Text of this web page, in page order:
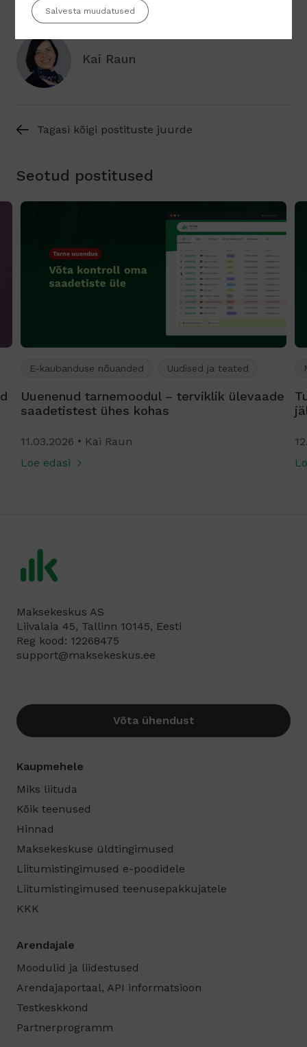
Autor
Kai Raun
Tagasi kõigi postituste juurde
Seotud postitused
E-kaubanduse nõuanded Uudised ja teated
Uuenenud tarnemoodul – terviklik ülevaade
saadetistest ühes kohas
11.03.2026
Kai Raun
Loe edasi
Maksekeskus AS
Liivalaia 45, Tallinn 10145, Eesti
Reg kood: 12268475
support@maksekeskus.ee
Võta ühendust
Kaupmehele
Miks liituda
Kõik teenused
Hinnad
Maksekeskuse üldtingimused
Liitumistingimused e-poodidele
Liitumistingimused teenusepakkujatele
KKK
Arendajale
Moodulid ja liidestused
Arendajaportaal, API informatsioon
Testkeskkond
Partnerprogramm
Salvesta muudatused